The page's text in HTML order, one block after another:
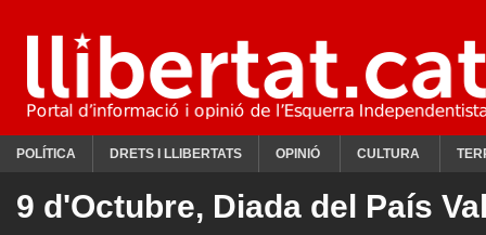
POLÍTICA DRETS I LLIBERTATS OPINIÓ CULTURA
9 d'Octubre, Diada del País